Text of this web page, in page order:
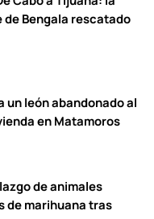
de Bengala rescatado
un león abandonado al
en Matamoros
de animales
de marihuana tras